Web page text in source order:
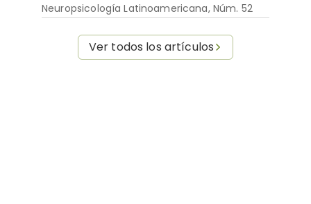
Neuropsicología Latinoamericana, Núm. 52
Ver todos los artículos